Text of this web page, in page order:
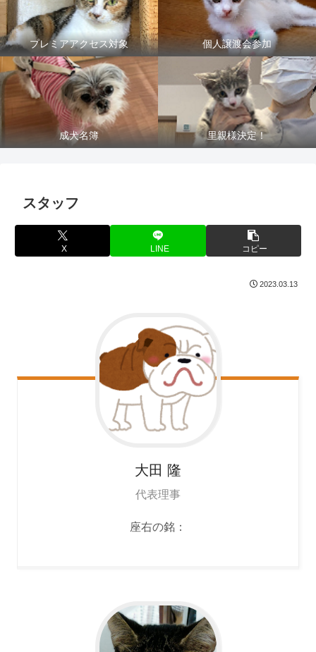
プレミアアクセス対象 個人譲渡会参加
成犬名簿 里親様決定！
スタッフ
X LINE コピー
2023.03.13
大田 隆
代表理事
座右の銘：